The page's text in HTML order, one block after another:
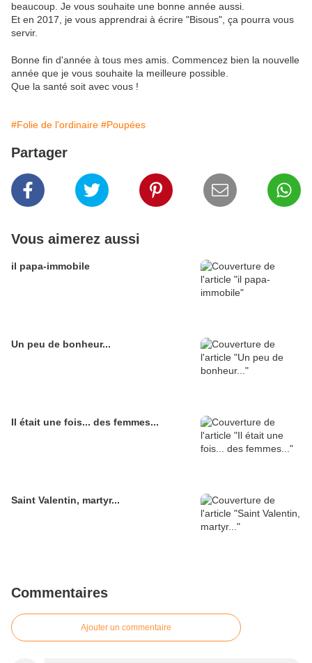
beaucoup. Je vous souhaite une bonne année aussi.
Et en 2017, je vous apprendrai à écrire "Bisous", ça pourra vous
servir.
Bonne fin d'année à tous mes amis. Commencez bien la nouvelle
année que je vous souhaite la meilleure possible.
Que la santé soit avec vous !
#Folie de l'ordinaire #Poupées
Partager
Vous aimerez aussi
il papa-immobile
Un peu de bonheur...
Il était une fois... des femmes...
Saint Valentin, martyr...
Commentaires
Ajouter un commentaire